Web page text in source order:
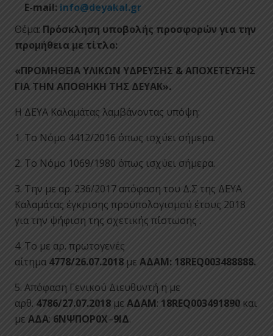
E-mail: info@deyakal.gr
Θέμα: Πρόσκληση υποβολής προσφορών για την
προμήθεια με τίτλο:
«ΠΡΟΜΗΘΕΙΑ ΥΛΙΚΩΝ ΥΔΡΕΥΣΗΣ & ΑΠΟΧΕΤΕΥΣΗΣ
ΓΙΑ ΤΗΝ ΑΠΟΘΗΚΗ ΤΗΣ ΔΕΥΑΚ».
Η ΔΕΥΑ Καλαμάτας λαμβάνοντας υπόψη:
1. Το Νόμο 4412/2016 όπως ισχύει σήμερα.
2. Το Νόμο 1069/1980 όπως ισχύει σήμερα.
3. Την με αρ. 236/2017 απόφαση του Δ.Σ της ΔΕΥΑ
Καλαμάτας έγκρισης προϋπολογισμού έτους 2018
για την ψήφιση της σχετικής πίστωσης .
4. Το με αρ. πρωτογενές
αίτημα 4778/26.07.2018 με ΑΔΑΜ: 18REQ003488888.
5. Απόφαση Γενικού Διευθυντή η με
αρθ. 4786/27.07.2018 με ΑΔΑΜ: 18REQ003491890 και
με ΑΔΑ: 6ΝΨΠΟΡ0Χ–9ΙΔ.